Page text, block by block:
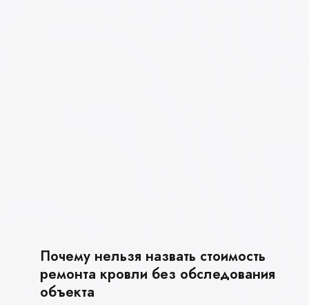
Почему нельзя назвать стоимость
ремонта кровли без обследования
объекта